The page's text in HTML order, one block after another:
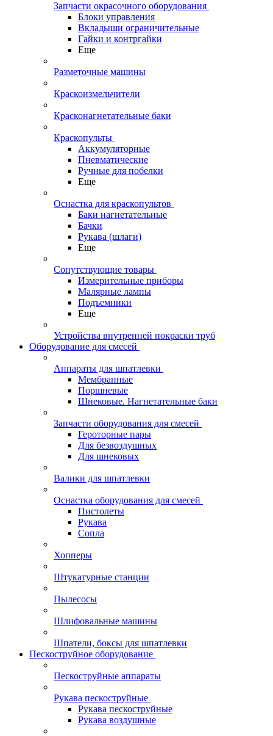
Запчасти окрасочного оборудования
Блоки управления
Вкладыши ограничительные
Гайки и контргайки
Еще
Разметочные машины
Краскоизмельчители
Красконагнетательные баки
Краскопульты
Аккумуляторные
Пневматические
Ручные для побелки
Еще
Оснастка для краскопультов
Баки нагнетательные
Бачки
Рукава (шлаги)
Еще
Сопутствующие товары
Измерительные приборы
Малярные лампы
Подъемники
Еще
Устройства внутренней покраски труб
Оборудование для смесей
Аппараты для шпатлевки
Мембранные
Поршневые
Шнековые. Нагнетательные баки
Запчасти оборудования для смесей
Героторные пары
Для безвоздушных
Для шнековых
Валики для шпатлевки
Оснастка оборудования для смесей
Пистолеты
Рукава
Сопла
Хопперы
Штукатурные станции
Пылесосы
Шлифовальные машины
Шпатели, боксы для шпатлевки
Пескоструйное оборудование
Пескоструйные аппараты
Рукава пескоструйные
Рукава пескоструйные
Рукава воздушные